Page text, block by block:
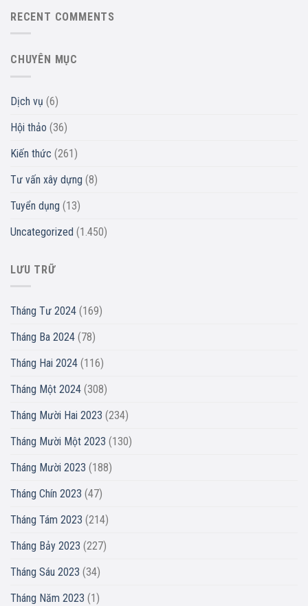
RECENT COMMENTS
CHUYÊN MỤC
Dịch vụ (6)
Hội thảo (36)
Kiến thức (261)
Tư vấn xây dựng (8)
Tuyển dụng (13)
Uncategorized (1.450)
LƯU TRỮ
Tháng Tư 2024 (169)
Tháng Ba 2024 (78)
Tháng Hai 2024 (116)
Tháng Một 2024 (308)
Tháng Mười Hai 2023 (234)
Tháng Mười Một 2023 (130)
Tháng Mười 2023 (188)
Tháng Chín 2023 (47)
Tháng Tám 2023 (214)
Tháng Bảy 2023 (227)
Tháng Sáu 2023 (34)
Tháng Năm 2023 (1)